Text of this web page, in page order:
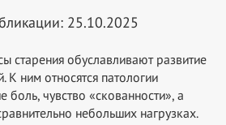
25.10.2025
старения обуславливают развитие
К ним относятся патологии
чувство «скованности», а
небольших нагрузках.